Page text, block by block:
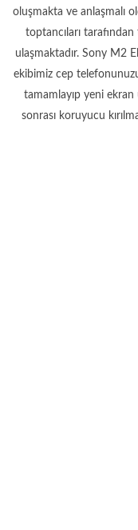
oluşmakta ve anlaşmalı
toptancıları
ulaşmaktadır. Sony M2
ekibimiz cep
tamamlayıp yeni
sonrası koruyucu